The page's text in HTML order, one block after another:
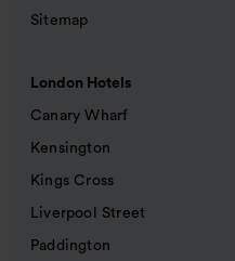
Sitemap
London Hotels
Canary Wharf
Kensington
Kings Cross
Liverpool Street
Paddington